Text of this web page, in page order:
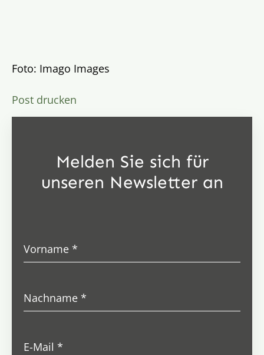
Foto: Imago Images
Post drucken
Melden Sie sich für
unseren Newsletter an
Vorname*
Nachname*
E-Mail*